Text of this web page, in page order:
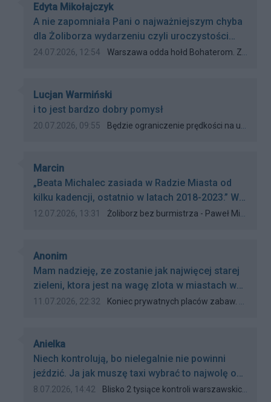
Autor komentarza:
Edyta Mikołajczyk
Treść komentarza:
A nie zapomniała Pani o najważniejszym chyba
dla Żoliborza wydarzeniu czyli uroczystości
przy kamieniu „Żołnierzom Żywiciela”
Data dodania komentarza:
24.07.2026, 12:54 Źródło komentarza:
Warszawa odda hołd Bohaterom. Znamy program obchodów 82. rocznicy Powstania Warszawskiego
Autor komentarza:
Lucjan Warmiński
Treść komentarza:
i to jest bardzo dobry pomysł
Data dodania komentarza:
20.07.2026, 09:55 Źródło komentarza:
Będzie ograniczenie prędkości na ul. Potockiej?
Autor komentarza:
Marcin
Treść komentarza:
„Beata Michalec zasiada w Radzie Miasta od
kilku kadencji, ostatnio w latach 2018-2023​.” W
maju 2024 napisaliście, że B. Michalec zasiada
tylko w kadencji 2018–2023. Więcej rzetelności
dziennikarskiej.
Data dodania komentarza:
12.07.2026, 13:31 Źródło komentarza:
Żoliborz bez burmistrza - Paweł Michalec oficjalnie burmistrzem Wawra
Autor komentarza:
Anonim
Treść komentarza:
Mam nadzieję, ze zostanie jak najwięcej starej
zieleni, ktora jest na wagę zlota w miastach w
Polsce. Za duzo tych antracytowej,
latach, w niektórych miejscowościach
urzednicy tego nie rozumieją, wydając zle
świadectwo...
Data dodania komentarza:
11.07.2026, 22:32 Źródło komentarza:
Koniec prywatnych placów zabaw. Zielona przestrzeń przy Krasińskiego dla wszystkich mieszkańców
Autor komentarza:
Anielka
Treść komentarza:
Niech kontrolują, bo nielegalnie nie powinni
jeździć. Ja jak muszę taxi wybrać to najwolę opti
taxi. Przynajmniej wiem że to bezpieczna i
Data dodania komentarza:
8.07.2026, 14:42 Źródło komentarza:
Blisko 2 tysiące kontroli warszawskich taksówek!